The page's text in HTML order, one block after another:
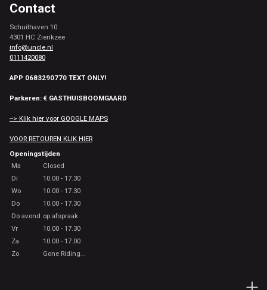
Contact
Schuithaven 10
4301 HC Zierikzee
info@uncle.nl
0111420080
APP 0683290770 TEXT ONLY!
Parkeren: € GASTHUISBOOMGAARD
--> Klik hier voor GOOGLE MAPS
VOOR RETOUREN KLIK HIER
Openingstijden
Ma
Closed
Di
10.00 - 17.30
Wo
10.00 - 17.30
Do
10.00 - 17.30
Do avond op afspraak
Vr
10.00 - 17.30
Za
10.00 - 17.00
Zo
Gone Riding...